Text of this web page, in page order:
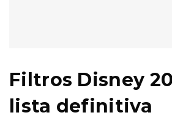
Filtros Disney
lista definitiva